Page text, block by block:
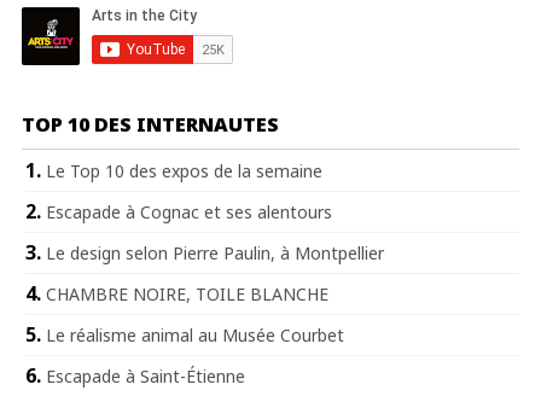
TOP 10 DES INTERNAUTES
Le Top 10 des expos de la semaine
Escapade à Cognac et ses alentours
Le design selon Pierre Paulin, à Montpellier
CHAMBRE NOIRE, TOILE BLANCHE
Le réalisme animal au Musée Courbet
Escapade à Saint-Étienne